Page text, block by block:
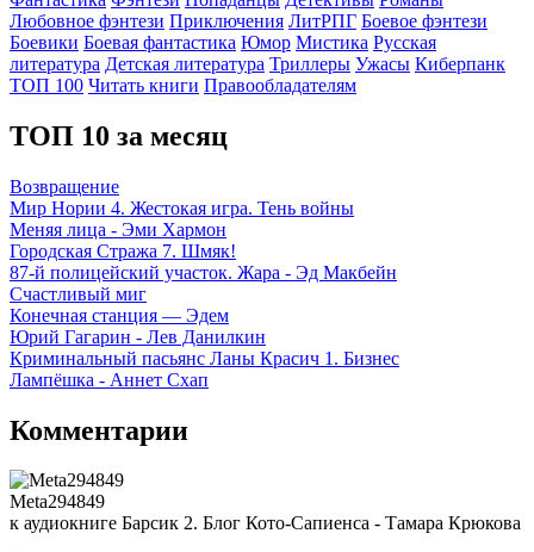
Любовное фэнтези Приключения ЛитРПГ Боевое фэнтези
Боевики Боевая фантастика Юмор Мистика Русская
литература Детская литература Триллеры Ужасы Киберпанк
ТОП 100 Читать книги Правообладателям
ТОП 10 за месяц
Возвращение
Мир Нории 4. Жестокая игра. Тень войны
Меняя лица - Эми Хармон
Городская Стража 7. Шмяк!
87-й полицейский участок. Жара - Эд Макбейн
Счастливый миг
Конечная станция — Эдем
Юрий Гагарин - Лев Данилкин
Криминальный пасьянс Ланы Красич 1. Бизнес
Лампёшка - Аннет Схап
Комментарии
Meta294849
к аудиокниге Барсик 2. Блог Кото-Сапиенса - Тамара Крюкова